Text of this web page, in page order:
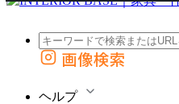
外部サイトの商品をカートに追加
画像検索
ヘルプ